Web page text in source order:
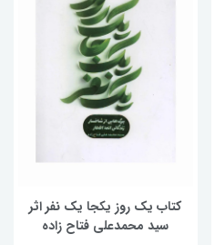
کتاب یک روز یکجا یک نفر اثر
سید محمدعلی فتاح زاده